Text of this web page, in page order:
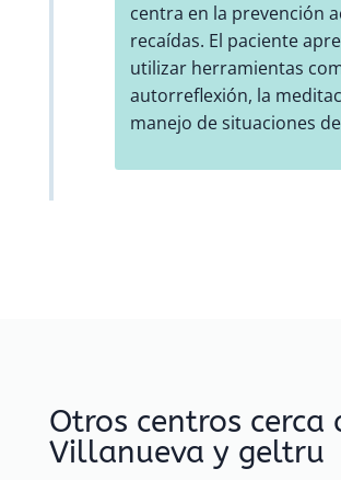
centra en la prevención
recaídas. El paciente
utilizar herramientas
autorreflexión, la
manejo de situaciones
Otros centros cerca
Villanueva y geltru